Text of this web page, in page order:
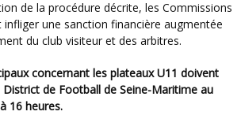
de la procédure décrite, les Commissions
une sanction financière augmentée
du club visiteur et des arbitres.
de Football de Seine-Maritime au
16 heures.